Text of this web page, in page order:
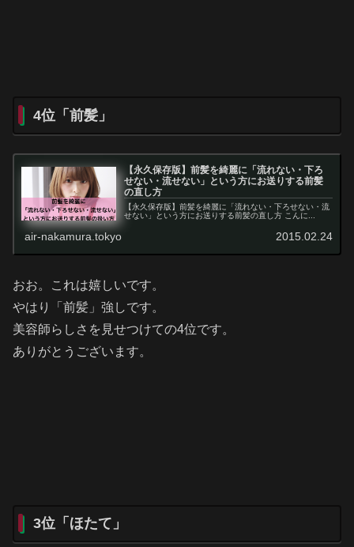
4位「前髪」
【永久保存版】前髪を綺麗に「流れない・下ろ
せない・流せない」という方にお送りする前髪
の直し方
【永久保存版】前髪を綺麗に「流れない・下ろせない・流
せない」という方にお送りする前髪の直し方 こんに...
air-nakamura.tokyo 2015.02.24
おお。これは嬉しいです。
やはり「前髪」強しです。
美容師らしさを見せつけての4位です。
ありがとうございます。
3位「ほたて」